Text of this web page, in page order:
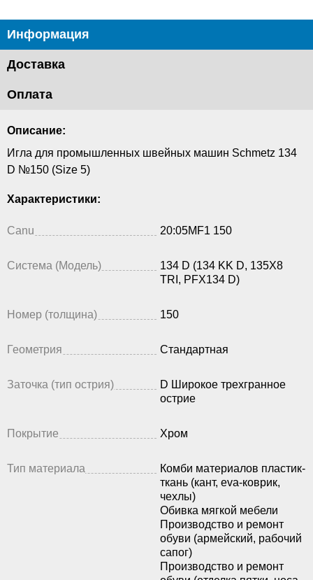
Информация
Доставка
Оплата
Описание:
Игла для промышленных швейных машин Schmetz 134
D №150 (Size 5)
Характеристики:
Canu 20:05MF1 150
Система (Модель)
134 D (134 KK D, 135X8
TRI, PFX134 D)
Номер (толщина) 150
Геометрия Стандартная
Заточка (тип острия)
D Широкое трехгранное
острие
Покрытие Хром
Тип материала
Комби материалов пластик-
ткань (кант, eva-коврик,
чехлы)
Обивка мягкой мебели
Производство и ремонт
обуви (армейский, рабочий
сапог)
Производство и ремонт